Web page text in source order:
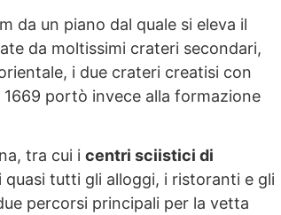
da un piano dal quale si eleva il
da moltissimi crateri secondari,
i due crateri creatisi con
1669 portò invece alla formazione
tra cui i centri sciistici di
tutti gli alloggi, i ristoranti e gli
percorsi principali per la vetta